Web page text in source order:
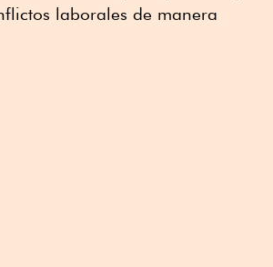
laborales de manera